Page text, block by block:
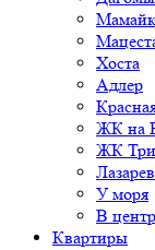
Хоста
Адлер
ЖК на
ЖК Три
У моря
В
Квартиры